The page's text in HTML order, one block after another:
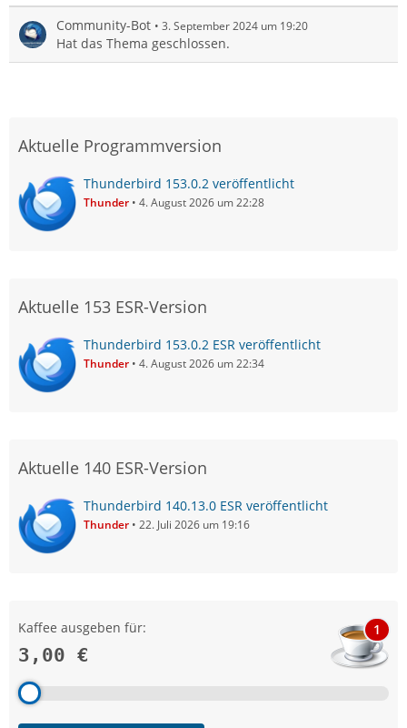
Community-Bot 3. September 2024 um 19:20
Hat das Thema geschlossen.
Aktuelle Programmversion
Thunderbird 153.0.2 veröffentlicht
Thunder 4. August 2026 um 22:28
Aktuelle 153 ESR-Version
Thunderbird 153.0.2 ESR veröffentlicht
Thunder 4. August 2026 um 22:34
Aktuelle 140 ESR-Version
Thunderbird 140.13.0 ESR veröffentlicht
Thunder 22. Juli 2026 um 19:16
Kaffee ausgeben für:
3,00 €
1